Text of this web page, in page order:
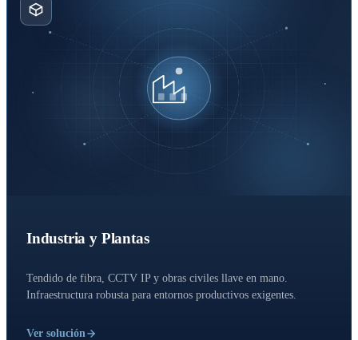
Industria y Plantas
Tendido de fibra, CCTV IP y obras civiles llave en mano.
Infraestructura robusta para entornos productivos exigentes.
Ver solución